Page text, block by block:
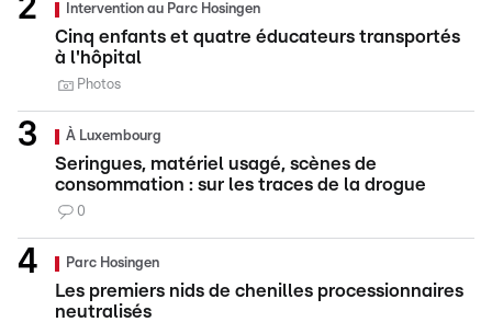
Intervention au Parc Hosingen
Cinq enfants et quatre éducateurs transportés
à l'hôpital
Photos
À Luxembourg
Seringues, matériel usagé, scènes de
consommation : sur les traces de la drogue
0
Parc Hosingen
Les premiers nids de chenilles processionnaires
neutralisés